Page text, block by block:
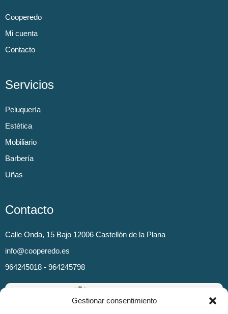
Gestionar consentimiento
Cooperedo
Mi cuenta
Contacto
Servicios
Peluquería
Estética
Mobiliario
Barbería
Uñas
Contacto
Calle Onda, 15 Bajo 12006 Castellón de la Plana
info@cooperedo.es
964245018 - 964245798